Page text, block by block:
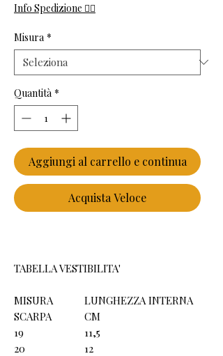
Info Spedizione 👈🏻
Misura *
Quantità *
Aggiungi al carrello e continua
Acquista Veloce
TABELLA VESTIBILITA'
MISURA
SCARPA
LUNGHEZZA INTERNA
CM
19
11,5
20
12